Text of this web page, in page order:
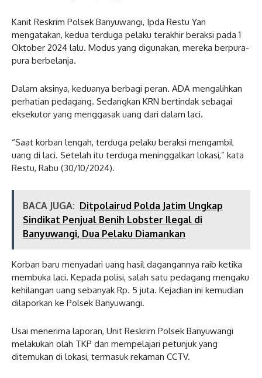
Kanit Reskrim Polsek Banyuwangi, Ipda Restu Yan
mengatakan, kedua terduga pelaku terakhir beraksi pada 1
Oktober 2024 lalu. Modus yang digunakan, mereka berpura-
pura berbelanja.
Dalam aksinya, keduanya berbagi peran. ADA mengalihkan
perhatian pedagang. Sedangkan KRN bertindak sebagai
eksekutor yang menggasak uang dari dalam laci.
“Saat korban lengah, terduga pelaku beraksi mengambil
uang di laci. Setelah itu terduga meninggalkan lokasi,” kata
Restu, Rabu (30/10/2024).
BACA JUGA: Ditpolairud Polda Jatim Ungkap
Sindikat Penjual Benih Lobster Ilegal di
Banyuwangi, Dua Pelaku Diamankan
Korban baru menyadari uang hasil dagangannya raib ketika
membuka laci. Kepada polisi, salah satu pedagang mengaku
kehilangan uang sebanyak Rp. 5 juta. Kejadian ini kemudian
dilaporkan ke Polsek Banyuwangi.
Usai menerima laporan, Unit Reskrim Polsek Banyuwangi
melakukan olah TKP dan mempelajari petunjuk yang
ditemukan di lokasi, termasuk rekaman CCTV.